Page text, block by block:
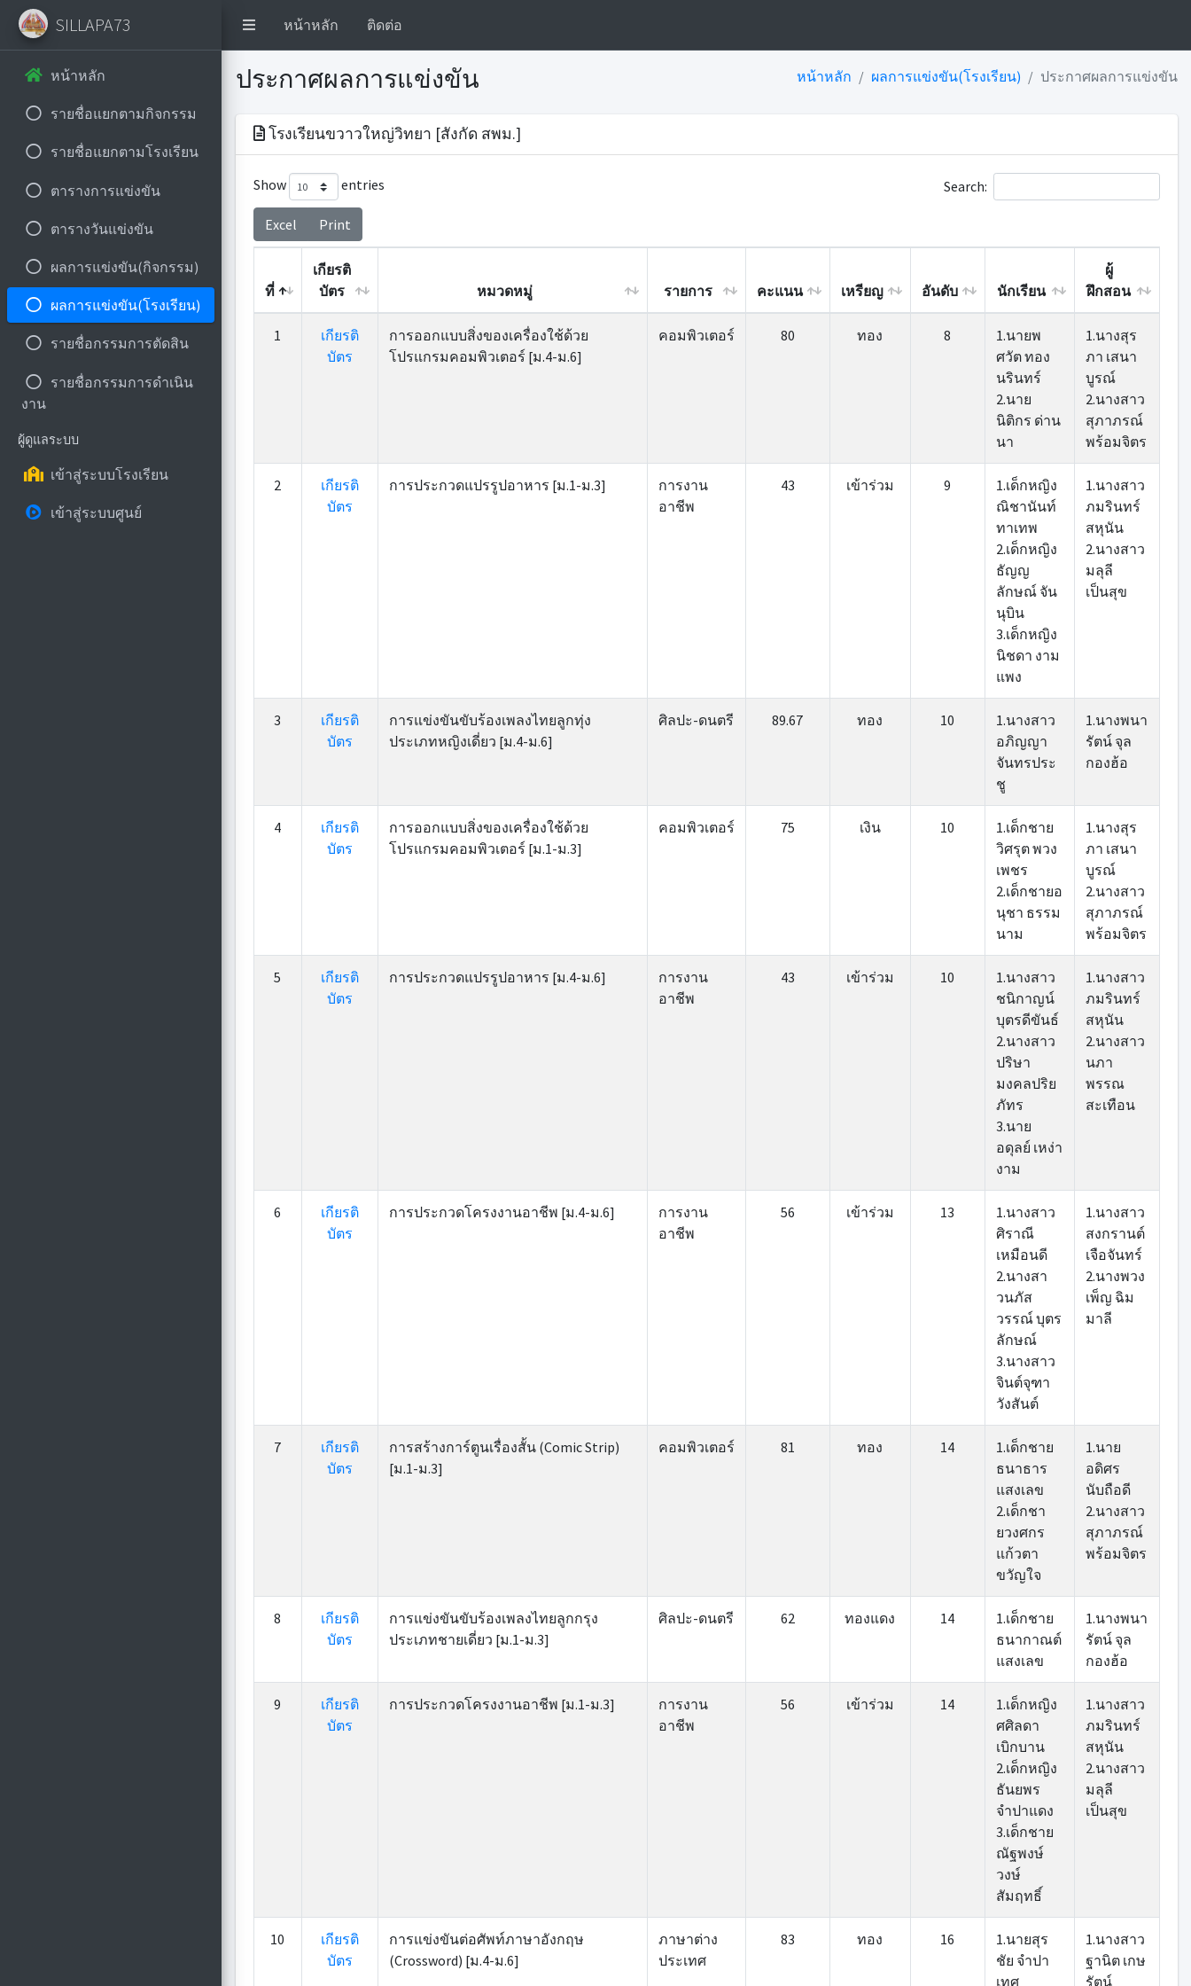
หน้าหลัก ติดต่อ
SILLAPA73
หน้าหลัก
รายชื่อแยกตามกิจกรรม
รายชื่อแยกตามโรงเรียน
ตารางการแข่งขัน
ตารางวันแข่งขัน
ผลการแข่งขัน(กิจกรรม)
ผลการแข่งขัน(โรงเรียน)
รายชื่อกรรมการตัดสิน
รายชื่อกรรมการดำเนิน
งาน
ผู้ดูแลระบบ
เข้าสู่ระบบโรงเรียน
เข้าสู่ระบบศูนย์
ประกาศผลการแข่งขัน หน้าหลัก ผลการแข่งขัน(โรงเรียน) ประกาศผลการแข่งขัน
โรงเรียนขวาวใหญ่วิทยา [สังกัด สพม.]
Show entries
Excel Print
Search:
ที่
เกียรติ
บัตร
หมวดหมู่ รายการ คะแนน เหรียญ อันดับ นักเรียน
ผู้
ฝึกสอน
เกียรติ
บัตร
หมวดหมู่ รายการ
ฝึกสอน
1
เกียรติ
บัตร
การออกแบบสิ่งของเครื่องใช้ด้วย
โปรแกรมคอมพิวเตอร์ [ม.4-ม.6]
คอมพิวเตอร์ 80 ทอง 8
1.นายพ
ศวัต ทอง
นรินทร์
2.นาย
นิติกร ด่าน
นา
1.นางสุร
ภา เสนา
บูรณ์
2.นางสาว
สุภาภรณ์
พร้อมจิตร
2
เกียรติ
บัตร
การประกวดแปรรูปอาหาร [ม.1-ม.3]
การงาน
อาชีพ
43 เข้าร่วม 9
1.เด็กหญิง
ณิชานันท์
ทาเทพ
2.เด็กหญิง
ธัญญ
ลักษณ์ จัน
นุบิน
3.เด็กหญิง
นิชดา งาม
แพง
1.นางสาว
ภมรินทร์
สหุนัน
2.นางสาว
มลุลี
เป็นสุข
3
เกียรติ
บัตร
การแข่งขันขับร้องเพลงไทยลูกทุ่ง
ประเภทหญิงเดี่ยว [ม.4-ม.6]
ศิลปะ-ดนตรี 89.67 ทอง 10
1.นางสาว
อภิญญา
จันทรประ
ชู
1.นางพนา
รัตน์ จุล
กองฮ้อ
4
เกียรติ
บัตร
การออกแบบสิ่งของเครื่องใช้ด้วย
โปรแกรมคอมพิวเตอร์ [ม.1-ม.3]
คอมพิวเตอร์ 75 เงิน 10
1.เด็กชาย
วิศรุต พวง
เพชร
2.เด็กชายอ
นุชา ธรรม
นาม
1.นางสุร
ภา เสนา
บูรณ์
2.นางสาว
สุภาภรณ์
พร้อมจิตร
5
เกียรติ
บัตร
การประกวดแปรรูปอาหาร [ม.4-ม.6]
การงาน
อาชีพ
43 เข้าร่วม 10
1.นางสาว
ชนิกาญน์
บุตรดีขันธ์
2.นางสาว
ปริษา
มงคลปริย
ภัทร
3.นาย
อดุลย์ เหง่า
งาม
1.นางสาว
ภมรินทร์
สหุนัน
2.นางสาว
นภา
พรรณ
สะเทือน
6
เกียรติ
บัตร
การประกวดโครงงานอาชีพ [ม.4-ม.6]
การงาน
อาชีพ
56 เข้าร่วม 13
1.นางสาว
ศิราณี
เหมือนดี
2.นางสา
วนภัส
วรรณ์ บุตร
ลักษณ์
3.นางสาว
จินต์จุฑา
วังสันต์
1.นางสาว
สงกรานต์
เจือจันทร์
2.นางพวง
เพ็ญ ฉิม
มาลี
7
เกียรติ
บัตร
การสร้างการ์ตูนเรื่องสั้น (Comic Strip)
[ม.1-ม.3]
คอมพิวเตอร์ 81 ทอง 14
1.เด็กชาย
ธนาธาร
แสงเลข
2.เด็กชา
ยวงศกร
แก้วตา
ขวัญใจ
1.นาย
อดิศร
นับถือดี
2.นางสาว
สุภาภรณ์
พร้อมจิตร
8
เกียรติ
บัตร
การแข่งขันขับร้องเพลงไทยลูกกรุง
ประเภทชายเดี่ยว [ม.1-ม.3]
ศิลปะ-ดนตรี 62 ทองแดง 14
1.เด็กชาย
ธนากาณต์
แสงเลข
1.นางพนา
รัตน์ จุล
กองฮ้อ
9
เกียรติ
บัตร
การประกวดโครงงานอาชีพ [ม.1-ม.3]
การงาน
อาชีพ
56 เข้าร่วม 14
1.เด็กหญิง
ศศิลดา
เบิกบาน
2.เด็กหญิง
ธันยพร
จำปาแดง
3.เด็กชาย
ณัฐพงษ์
วงษ์
สัมฤทธิ์
1.นางสาว
ภมรินทร์
สหุนัน
2.นางสาว
มลุลี
เป็นสุข
10
เกียรติ
บัตร
การแข่งขันต่อศัพท์ภาษาอังกฤษ
(Crossword) [ม.4-ม.6]
ภาษาต่าง
ประเทศ
83 ทอง 16
1.นายสุร
ชัย จำปา
เทศ
1.นางสาว
ฐานิต เกษ
รัตน์